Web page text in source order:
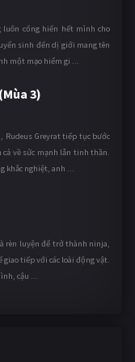
cống hiến hết mình cho
sinh đến dị giới mang tên
một mạo hiểm gi ...
3)
Rudeus Greyrat tiếp tục bước
về sức mạnh lẫn tinh thần.
khắc nghiệt, anh ...
rèn luyện để trở thành ninja,
tiếp với các loài động vật.
cậu ...